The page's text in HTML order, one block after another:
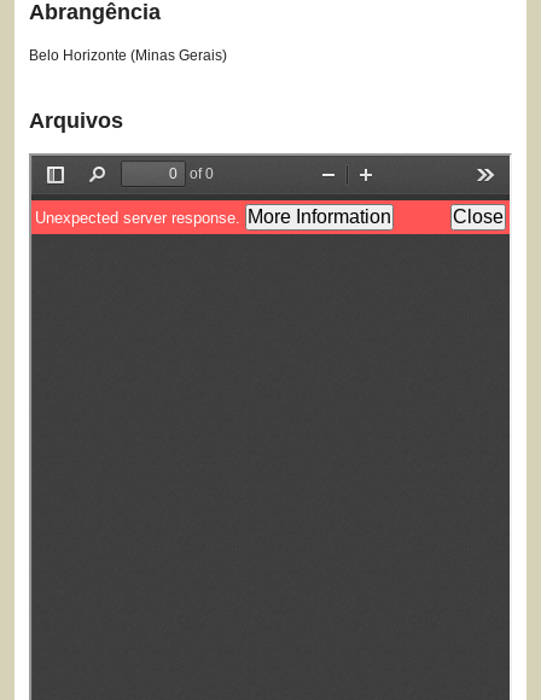
Abrangência
Belo Horizonte (Minas Gerais)
Arquivos